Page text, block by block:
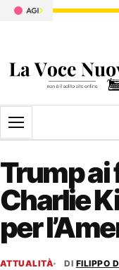
Apri il menu
Trump ai
Charlie
per
ATTUALITÀ DI FILIPPO